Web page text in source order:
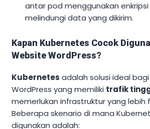
antar pod menggunakan enkripsi
melindungi data yang dikirim.
Kapan Kubernetes Cocok
Website WordPress?
Kubernetes adalah solusi ideal
WordPress yang memiliki trafik
memerlukan infrastruktur yang lebih
Beberapa skenario di mana
digunakan adalah: